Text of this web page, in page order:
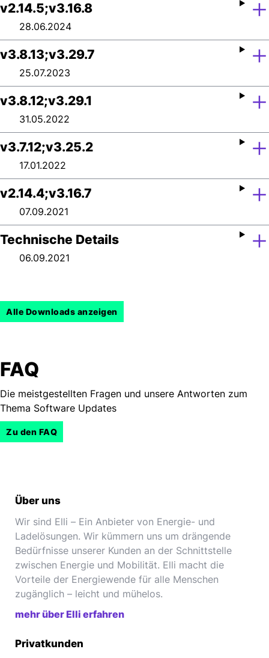
v2.14.5;v3.16.8
28.06.2024
v3.8.13;v3.29.7
25.07.2023
v3.8.12;v3.29.1
31.05.2022
v3.7.12;v3.25.2
17.01.2022
v2.14.4;v3.16.7
07.09.2021
Technische Details
06.09.2021
Alle Downloads anzeigen
FAQ
Die meistgestellten Fragen und unsere Antworten zum
Thema Software Updates
Zu den FAQ
Über uns
Wir sind Elli – Ein Anbieter von Energie- und
Ladelösungen. Wir kümmern uns um drängende
Bedürfnisse unserer Kunden an der Schnittstelle
zwischen Energie und Mobilität. Elli macht die
Vorteile der Energiewende für alle Menschen
zugänglich – leicht und mühelos.
mehr über Elli erfahren
Privatkunden